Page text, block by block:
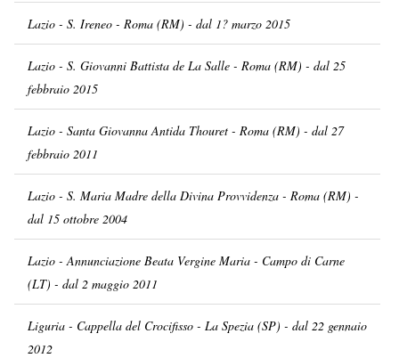
Lazio - S. Ireneo - Roma (RM) - dal 1? marzo 2015
Lazio - S. Giovanni Battista de La Salle - Roma (RM) - dal 25
febbraio 2015
Lazio - Santa Giovanna Antida Thouret - Roma (RM) - dal 27
febbraio 2011
Lazio - S. Maria Madre della Divina Provvidenza - Roma (RM) -
dal 15 ottobre 2004
Lazio - Annunciazione Beata Vergine Maria - Campo di Carne
(LT) - dal 2 maggio 2011
Liguria - Cappella del Crocifisso - La Spezia (SP) - dal 22 gennaio
2012